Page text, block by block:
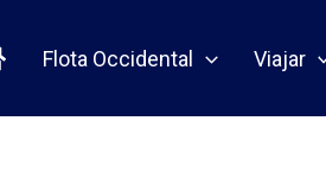
Flota Occidental Viajar